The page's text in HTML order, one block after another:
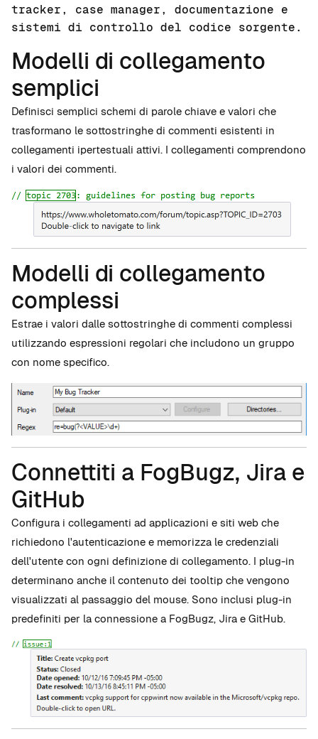
tracker, case manager, documentazione e
sistemi di controllo del codice sorgente.
Modelli di collegamento
semplici
Definisci semplici schemi di parole chiave e valori che
trasformano le sottostringhe di commenti esistenti in
collegamenti ipertestuali attivi. I collegamenti comprendono
i valori dei commenti.
Modelli di collegamento
complessi
Estrae i valori dalle sottostringhe di commenti complessi
utilizzando espressioni regolari che includono un gruppo
con nome specifico.
Connettiti a FogBugz, Jira e
GitHub
Configura i collegamenti ad applicazioni e siti web che
richiedono l'autenticazione e memorizza le credenziali
dell'utente con ogni definizione di collegamento. I plug-in
determinano anche il contenuto dei tooltip che vengono
visualizzati al passaggio del mouse. Sono inclusi plug-in
predefiniti per la connessione a FogBugz, Jira e GitHub.